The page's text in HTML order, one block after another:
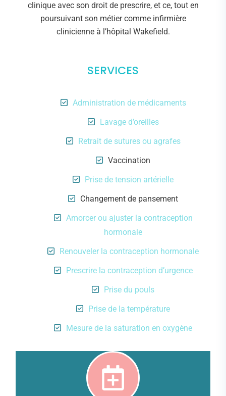
clinique avec son droit de prescrire, et ce, tout en
poursuivant son métier comme infirmière
clinicienne à l’hôpital Wakefield.
SERVICES
Administration de médicaments
Lavage d’oreilles
Retrait de sutures ou agrafes
Vaccination
Prise de tension artérielle
Changement de pansement
Amorcer ou ajuster la contraception
hormonale
Renouveler la contraception hormonale
Prescrire la contraception d’urgence
Prise du pouls
Prise de la température
Mesure de la saturation en oxygène